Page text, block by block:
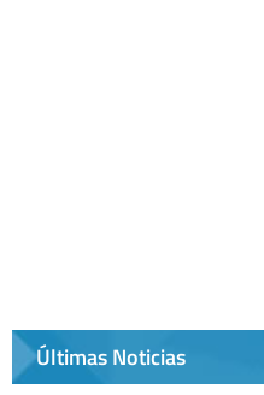
Últimas Noticias